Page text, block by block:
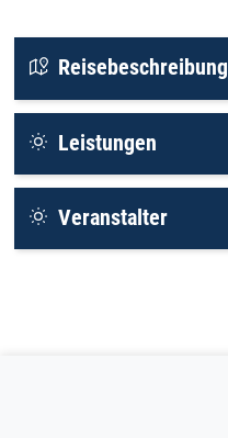
Reisebeschreibung
Leistungen
Veranstalter